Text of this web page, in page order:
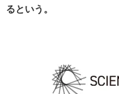
るという。